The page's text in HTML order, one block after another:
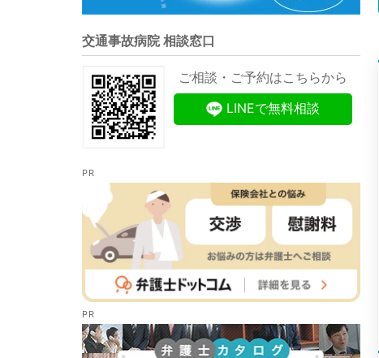
交通事故病院 相談窓口
ご相談・ご予約はこちらから
LINEで無料相談